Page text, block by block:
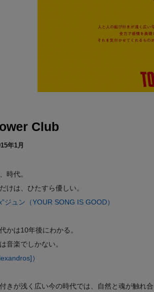
Club
年1月
時代。
けは、ひたすら優しい。
ジュン（YOUR SONG IS GOOD）
かは10年後にわかる。
音楽でしかない。
）
きが浅く広い今の時代では、自然と魂が触れ